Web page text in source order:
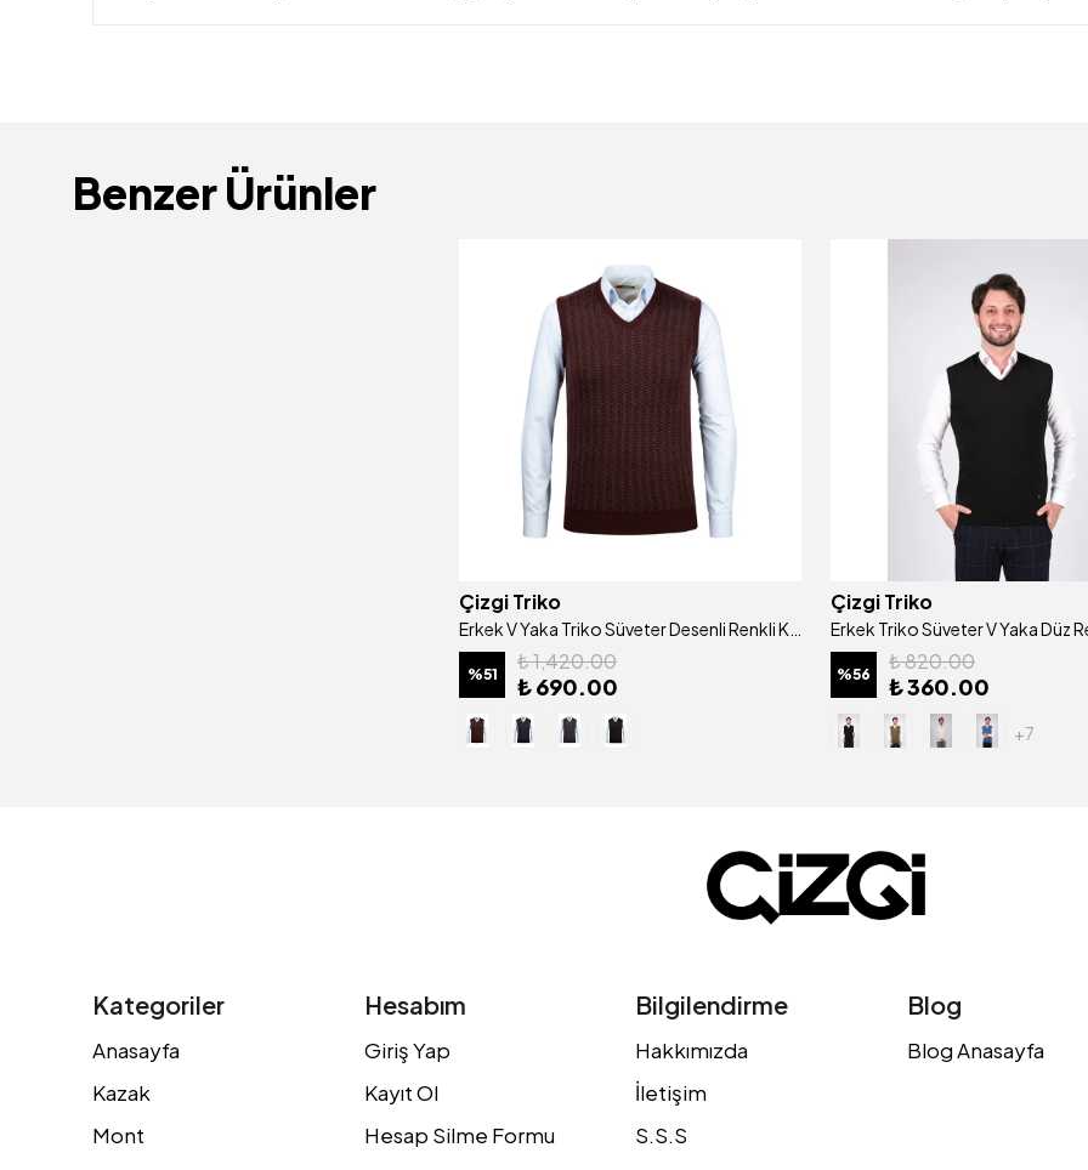
Benzer Ürünler
Çizgi Triko
%51
₺ 1,420.00
₺ 690.00
Çizgi Triko
%56
₺ 820.00
₺ 360.00
+7
Kategoriler
Anasayfa
Kazak
Mont
Hesabım
Giriş Yap
Kayıt Ol
Hesap Silme Formu
Bilgilendirme
Hakkımızda
İletişim
S.S.S
Blog
Blog Anasayfa